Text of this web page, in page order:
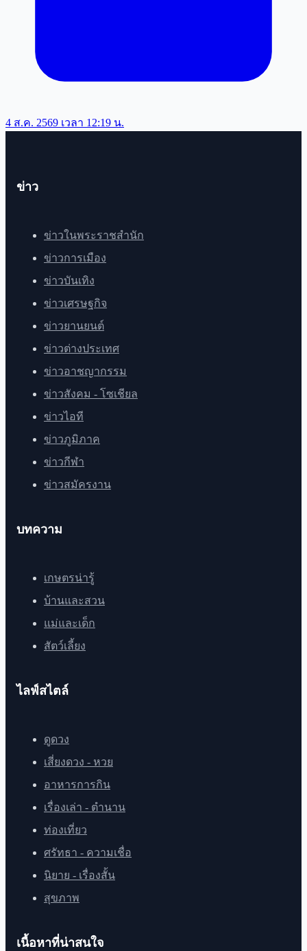
4 ส.ค. 2569 เวลา 12:19 น.
ข่าว
ข่าวในพระราชสำนัก
ข่าวการเมือง
ข่าวบันเทิง
ข่าวเศรษฐกิจ
ข่าวยานยนต์
ข่าวต่างประเทศ
ข่าวอาชญากรรม
ข่าวสังคม - โซเชียล
ข่าวไอที
ข่าวภูมิภาค
ข่าวกีฬา
ข่าวสมัครงาน
บทความ
เกษตรน่ารู้
บ้านและสวน
แม่และเด็ก
สัตว์เลี้ยง
ไลฟ์สไตล์
ดูดวง
เสี่ยงดวง - หวย
อาหารการกิน
เรื่องเล่า - ตำนาน
ท่องเที่ยว
ศรัทธา - ความเชื่อ
นิยาย - เรื่องสั้น
สุขภาพ
เนื้อหาที่น่าสนใจ